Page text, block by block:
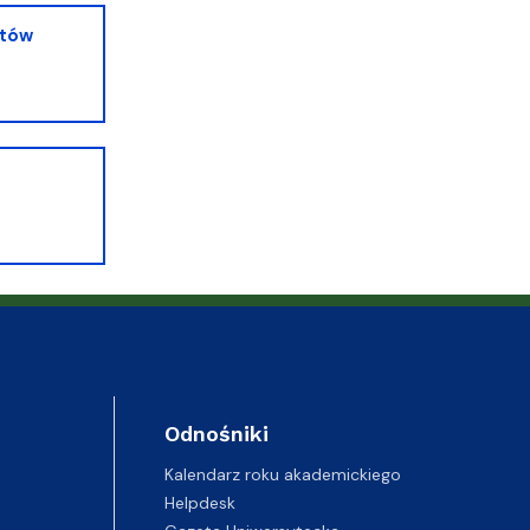
Odnośniki
Kalendarz roku akademickiego
Helpdesk